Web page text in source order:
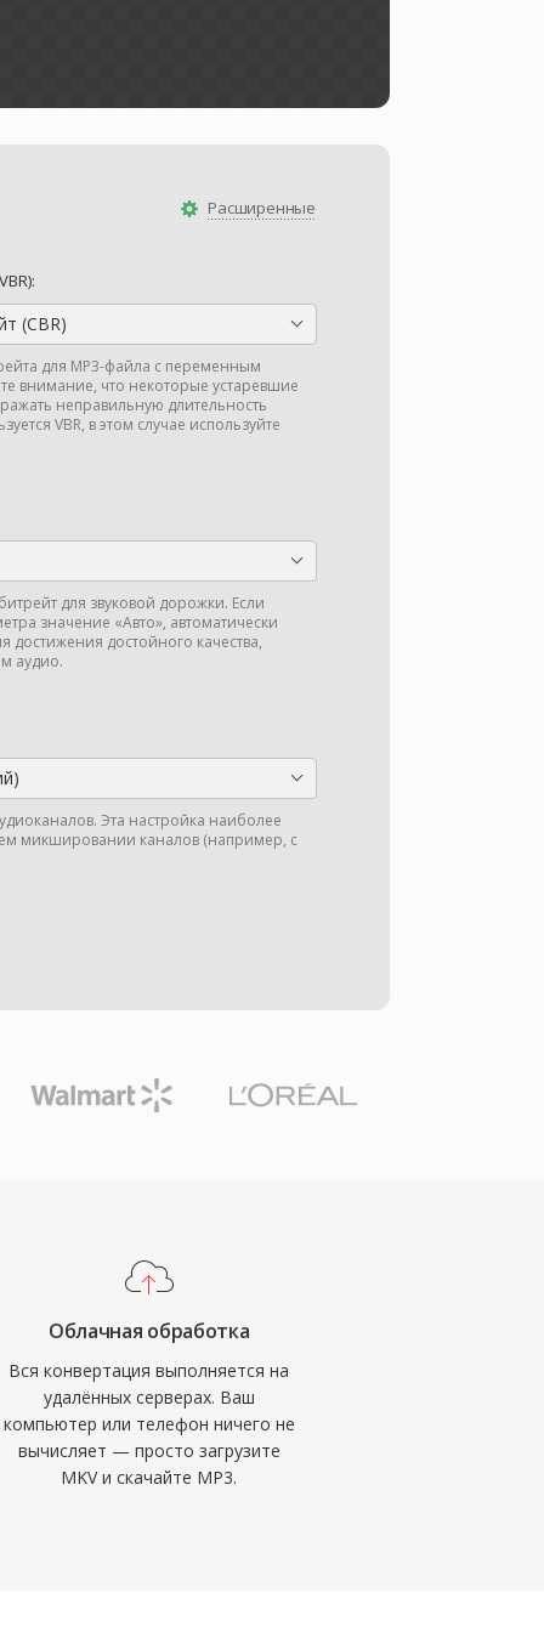
Расширенные
(CBR)
для MP3-файла с переменным
внимание, что некоторые устаревшие
неправильную длительность
VBR, в этом случае используйте
для звуковой дорожки. Если
значение «Авто», автоматически
достижения достойного качества,
аудио.
Эта настройка наиболее
микшировании каналов (например, с
Облачная обработка
Вся конвертация выполняется на
удалённых серверах. Ваш
компьютер или телефон ничего не
вычисляет — просто загрузите
MKV и скачайте MP3.